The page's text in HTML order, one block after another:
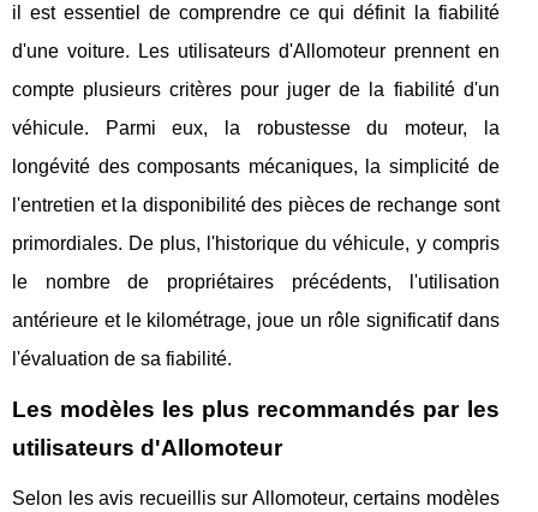
il est essentiel de comprendre ce qui définit la fiabilité
d'une voiture. Les utilisateurs d'Allomoteur prennent en
compte plusieurs critères pour juger de la fiabilité d'un
véhicule. Parmi eux, la robustesse du moteur, la
longévité des composants mécaniques, la simplicité de
l'entretien et la disponibilité des pièces de rechange sont
primordiales. De plus, l'historique du véhicule, y compris
le nombre de propriétaires précédents, l'utilisation
antérieure et le kilométrage, joue un rôle significatif dans
l'évaluation de sa fiabilité.
Les modèles les plus recommandés par les
utilisateurs d'Allomoteur
Selon les avis recueillis sur Allomoteur, certains modèles